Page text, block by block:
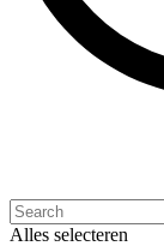
Alles selecteren